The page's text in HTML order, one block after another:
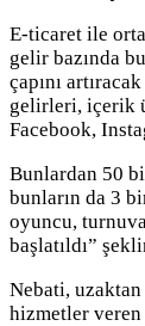
E-ticaret ile
gelir bazında
çapını
gelirleri, içerik
Facebook,
Bunlardan 50
bunların da 3
oyuncu,
başlatıldı”
Nebati, uzaktan
hizmetler